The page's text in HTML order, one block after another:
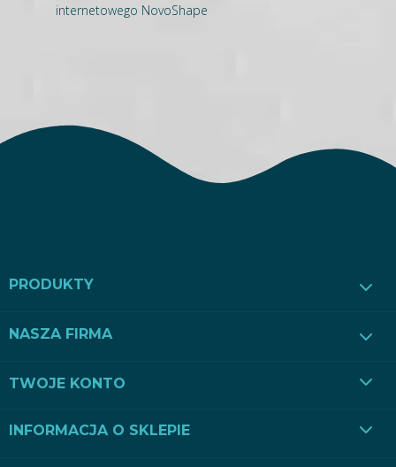
internetowego NovoShape
PRODUKTY
NASZA FIRMA
TWOJE KONTO
INFORMACJA O SKLEPIE